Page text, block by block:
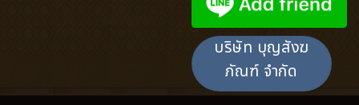
บริษัท บุญสังฆ
ภัณฑ์ จำกัด